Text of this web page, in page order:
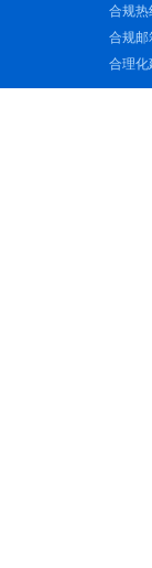
合规热
合规邮
合理化